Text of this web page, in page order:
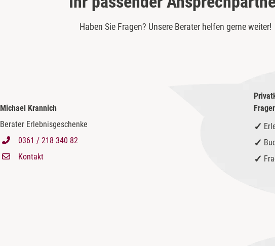
Haben Sie Fragen? Unsere Berater helfen gerne weiter!
Michael Krannich
Berater Erlebnisgeschenke
0361 / 218 340 82
Kontakt